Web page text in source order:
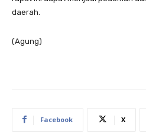
daerah.
(Agung)
Facebook X